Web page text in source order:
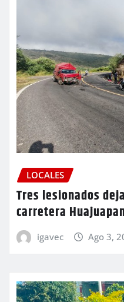
LOCALES
Tres lesionados
carretera
igavec Ago 3,